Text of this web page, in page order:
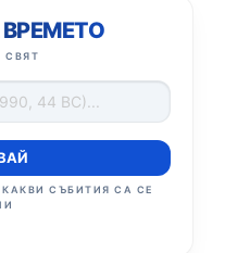
СВЯТ
СЪБИТИЯ СА СЕ